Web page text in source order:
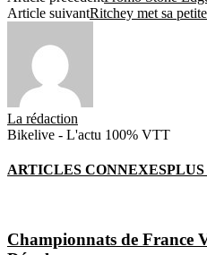
Article suivantRitchey met sa
La rédaction
Bikelive - L'actu 100% VTT
ARTICLES CONNEXES
Championnats de France